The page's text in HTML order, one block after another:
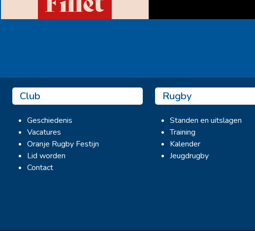
Club
Geschiedenis
Vacatures
Oranje Rugby Festijn
Lid worden
Contact
Rugby
Standen en uitslagen
Training
Kalender
Jeugdrugby